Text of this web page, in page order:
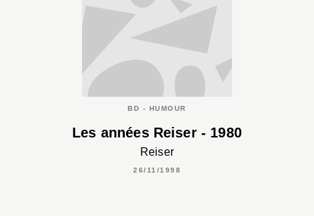
BD - HUMOUR
Les années Reiser - 1980
Reiser
26/11/1998